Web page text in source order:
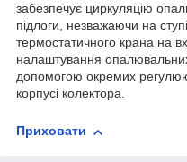
забезпечує циркуляцію
підлоги, незважаючи на
термостатичного крана на
налаштування
допомогою окремих
корпусі колектора.
Приховати